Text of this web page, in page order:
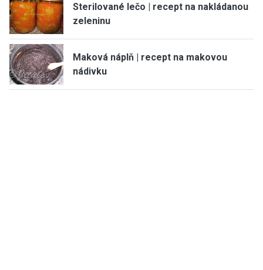
Sterilované lečo | recept na nakládanou
zeleninu
Maková náplň | recept na makovou
nádivku